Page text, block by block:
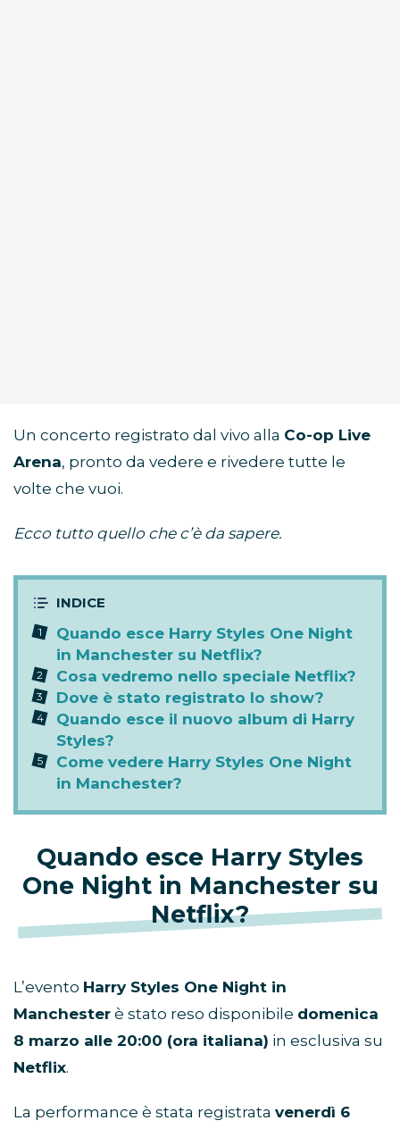
Un concerto registrato dal vivo alla Co-op Live
Arena, pronto da vedere e rivedere tutte le
volte che vuoi.
Ecco tutto quello che c’è da sapere.
Quando esce Harry Styles One Night
in Manchester su Netflix?
Cosa vedremo nello speciale Netflix?
Dove è stato registrato lo show?
Quando esce il nuovo album di Harry
Styles?
Come vedere Harry Styles One Night
in Manchester?
Quando esce Harry Styles
One Night in Manchester su
Netflix?
L’evento Harry Styles One Night in
Manchester è stato reso disponibile domenica
8 marzo alle 20:00 (ora italiana) in esclusiva su
Netflix.
La performance è stata registrata venerdì 6